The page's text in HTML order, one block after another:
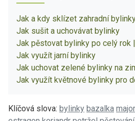
Jak a kdy sklízet zahradní
Jak sušit a uchovávat bylinky
Jak pěstovat bylinky po celý rok
Jak využít jarní bylinky
Jak uchovat zelené bylinky na
Jak využít květnové bylinky pro
Klíčová slova: bylinky bazalka